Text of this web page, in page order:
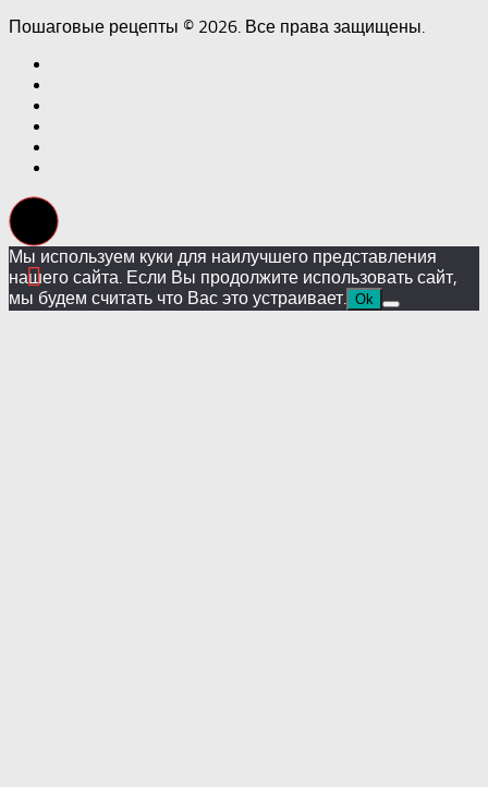
Пошаговые рецепты © 2026. Все права защищены.
Мы используем куки для наилучшего представления
нашего сайта. Если Вы продолжите использовать сайт,
мы будем считать что Вас это устраивает.
Ok